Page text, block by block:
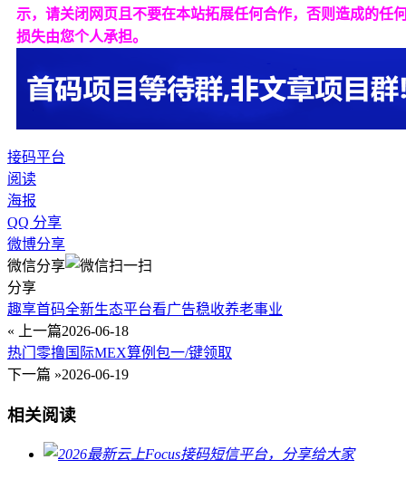
示，请关闭网页且不要在本站拓展任何合作，否则造成的任
损失由您个人承担。
接码平台
阅读
海报
QQ 分享
微博分享
微信分享
分享
趣享首码全新生态平台看广告稳收养老事业
« 上一篇2026-06-18
热门零撸国际MEX算例包一/键领取
下一篇 »2026-06-19
相关阅读